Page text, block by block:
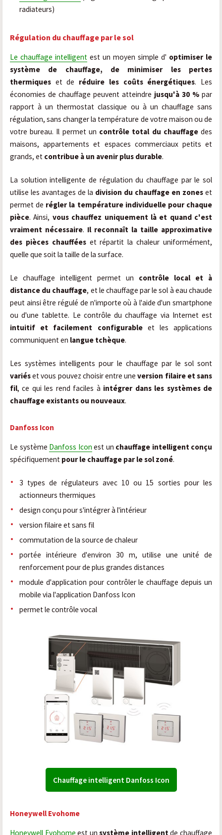
radiateurs)
Régulation du chauffage par le sol
Le chauffage intelligent est un moyen simple d' optimiser le
système de chauffage, de minimiser les pertes
thermiques et de réduire les coûts énergétiques. Les
économies de chauffage peuvent atteindre jusqu'à 30 % par
rapport à un thermostat classique ou à un chauffage sans
régulation, sans changer la température de votre maison ou de
votre bureau. Il permet un contrôle total du chauffagedes
maisons, appartements et espaces commerciaux petits et
grands, et contribue à un avenir plus durable.
La solution intelligente de régulation du chauffage par le sol
utilise les avantages de la division du chauffage en zones et
permet de régler la température individuelle pour chaque
pièce. Ainsi, vous chauffez uniquement là et quand c'est
vraiment nécessaire. Il reconnaît la taille approximative
des pièces chaufféeset répartit la chaleur uniformément,
quelle que soit la taille de la surface.
Le chauffage intelligent permet un contrôle local et à
distance du chauffage, et le chauffage par le sol à eau chaude
peut ainsi être régulé de n'importe où à l'aide d'un smartphone
ou d'une tablette. Le contrôle du chauffage via Internet est
intuitif et facilement configurableet les applications
communiquent en langue tchèque.
Les systèmes intelligents pour le chauffage par le sol sont
variéset vous pouvez choisir entre uneversion filaire et sans
fil, ce qui les rend faciles à intégrer dans les systèmes de
chauffage existants ou nouveaux.
Danfoss Icon
Le système Danfoss Icon est un chauffage intelligent conçu
spécifiquement pour le chauffage par le sol zoné.
3 types de régulateurs avec 10 ou 15 sorties pour les
actionneurs thermiques
design conçu pour s'intégrer à l'intérieur
version filaire et sans fil
commutation de la source de chaleur
portée intérieure d'environ 30 m, utilise une unité de
renforcement pour de plus grandes distances
module d'application pour contrôler le chauffage depuis un
mobile via l'application Danfoss Icon
permet le contrôle vocal
Chauffage intelligent Danfoss Icon
Honeywell Evohome
Honeywell Evohome est unsystème intelligent de chauffage